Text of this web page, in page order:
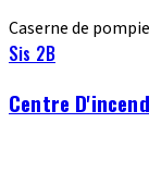
Caserne de
Sis 2B
Centre